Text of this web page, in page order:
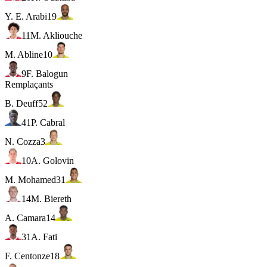
Y. E. Arabi19
11M. Akliouche
M. Abline10
9F. Balogun
Remplaçants
B. Deuff52
41P. Cabral
N. Cozza3
10A. Golovin
M. Mohamed31
14M. Biereth
A. Camara14
31 A. Fati
F. Centonze18